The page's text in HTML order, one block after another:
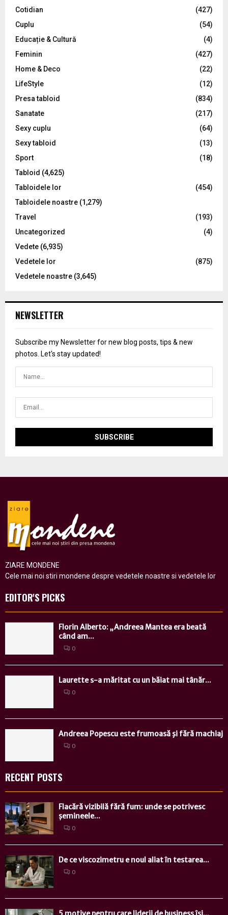
:
C
Cotidian
(427)
Cuplu
(54)
Educație & Cultură
(4)
Feminin
(427)
Home & Deco
(22)
LifeStyle
(12)
Presa tabloid
(834)
Sanatate
(217)
Sexy cuplu
(64)
Sexy tabloid
(13)
Sport
(18)
Tabloid (4,625)
Tabloidele lor
(454)
Tabloidele noastre (1,279)
Travel
(193)
Uncategorized
(4)
Vedete (6,935)
Vedetele lor
(875)
Vedetele noastre (3,645)
NEWSLETTER
Subscribe my Newsletter for new blog posts, tips & new
photos. Let's stay updated!
ZIARE MONDENE
Cele mai noi stiri mondene despre vedetele noastre si vedetele lor
EDITOR'S PICKS
Florin Alberto: „Andreea Mantea era beată
când am...
0
Laurette s-a măritat cu un băiat mai tânăr...
0
Andreea Popescu este frumoasă şi fără machiaj
0
RECENT POSTS
Flacără vizibilă fără fum: unde se potrivesc
șemineele...
0
De ce viscozimetru e noul aliat în testarea...
0